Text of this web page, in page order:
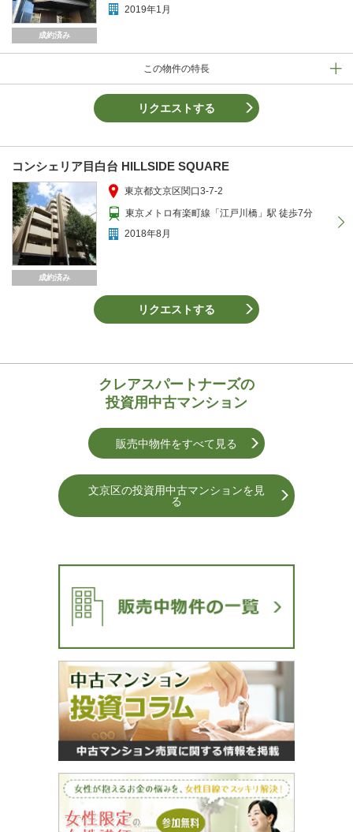
成約済み
この物件の特長
2019年1月
リクエストする
コンシェリア目白台 HILLSIDE SQUARE
成約済み
東京都文京区関口3-7-2
東京メトロ有楽町線「江戸川橋」駅 徒歩7分
2018年8月
リクエストする
クレアスパートナーズの
投資用中古マンション
販売中物件をすべて見る
文京区の投資用中古マンションを⾒
る